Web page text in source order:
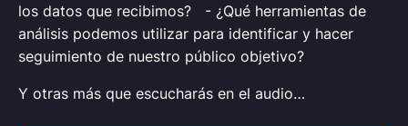
los datos que recibimos?
- ¿Qué herramientas de
análisis podemos utilizar para identificar y hacer
seguimiento de nuestro público objetivo?
Y otras más que escucharás en el audio…